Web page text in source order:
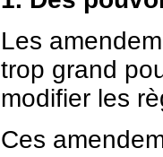
Les
trop grand
modifier les
Ces